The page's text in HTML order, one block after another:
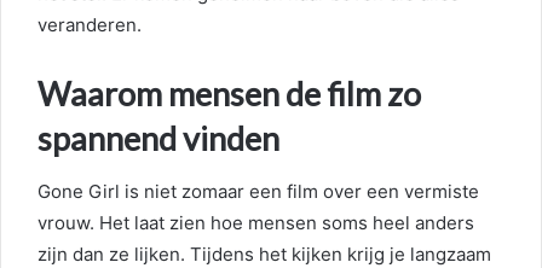
veranderen.
Waarom mensen de film zo
spannend vinden
Gone Girl is niet zomaar een film over een vermiste
vrouw. Het laat zien hoe mensen soms heel anders
zijn dan ze lijken. Tijdens het kijken krijg je langzaam